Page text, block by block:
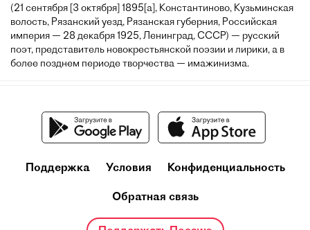
(21 сентября [3 октября] 1895[a], Константиново, Кузьминская
волость, Рязанский уезд, Рязанская губерния, Российская
империя — 28 декабря 1925, Ленинград, СССР) — русский
поэт, представитель новокрестьянской поэзии и лирики, а в
более позднем периоде творчества — имажинизма.
Поддержка Условия Конфиденциальность
Обратная связь